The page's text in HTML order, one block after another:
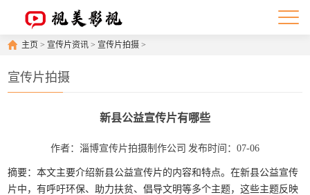
主页 > 宣传片资讯 > 宣传片拍摄 >
宣传片拍摄
新县公益宣传片有哪些
作者：淄博宣传片拍摄制作公司 发布时间：07-06
摘要：本文主要介绍新县公益宣传片的内容和特点。在新县公益宣传
片中，有呼吁环保、助力扶贫、倡导文明等多个主题，这些主题反映